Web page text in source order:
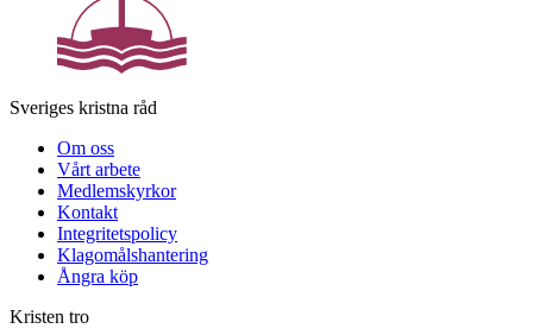
Sveriges kristna råd
Om oss
Vårt arbete
Medlemskyrkor
Kontakt
Integritetspolicy
Klagomålshantering
Ångra köp
Kristen tro